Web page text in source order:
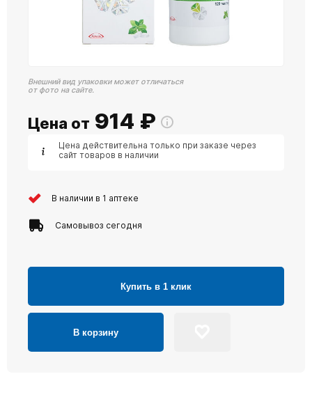
Внешний вид упаковки может отличаться
от фото на сайте.
Цена от 914 ₽
Цена действительна только при заказе через
сайт товаров в наличии
В наличии в 1 аптеке
Самовывоз сегодня
Купить в 1 клик
В корзину